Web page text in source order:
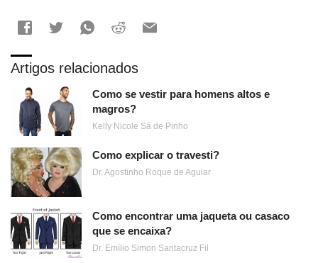
Artigos relacionados
Como se vestir para homens altos e
magros?
Kelly Nicole Sá de Pinho
Como explicar o travesti?
Dr. Agostinho Roque de Aguiar
Como encontrar uma jaqueta ou casaco
que se encaixa?
Dr. Emílio Simon Santacruz Fil